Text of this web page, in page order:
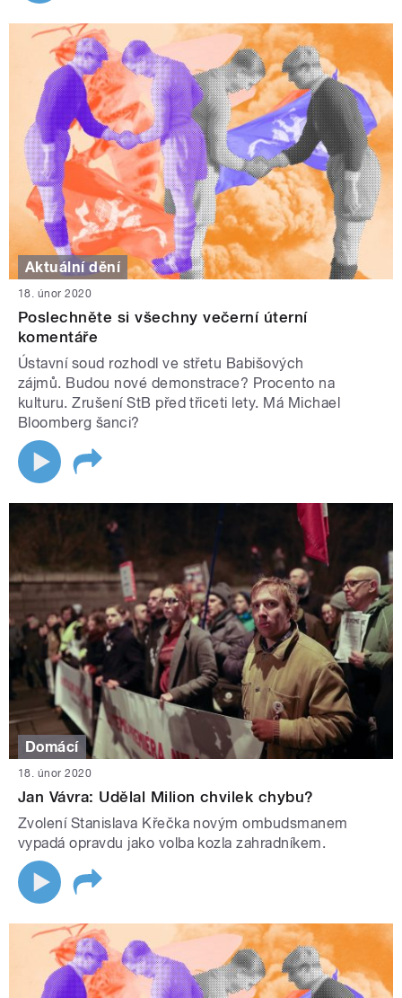
Aktuální dění
18. únor 2020
Poslechněte si všechny večerní úterní
komentáře
Ústavní soud rozhodl ve střetu Babišových
zájmů. Budou nové demonstrace? Procento na
kulturu. Zrušení StB před třiceti lety. Má Michael
Bloomberg šanci?
Domácí
18. únor 2020
Jan Vávra: Udělal Milion chvilek chybu?
Zvolení Stanislava Křečka novým ombudsmanem
vypadá opravdu jako volba kozla zahradníkem.